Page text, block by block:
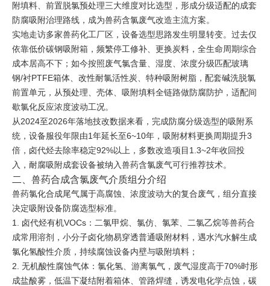
附填料、前置脱氯预处理三大维度对比选型，形成分级适配的成套
防腐吸附治理路线，成为兽药含氯废气改造主流方案。
实地走访多家兽药化工厂区，设备选型思路发生明显转变。过去仅
依靠低价碳钢吸附箱，频繁停工修补、更换炭料，全生命周期综合
成本居高不下；如今按照废气氯含量、湿度、浓度分级匹配玻璃
钢/衬PTFE箱体、改性耐氯活性炭、特种吸附树脂，配套碱洗脱氯
前置单元，从预处理、壳体、吸附填料全链路做防腐防护，适配间
歇氯化反应浓度波动工况。
从2024至2026年落地技改数据来看，完成防腐分级选型的吸附系
统，设备服役年限由1年延长至6~10年，吸附材料更换周期提升3
倍，卤代烃去除率稳定92%以上，多数改造项目1.3~2年收回投
入，耐腐吸附成套设备被纳入兽药含氯废气可行推荐技术。
二、兽药合成含氯废气介质组分介绍
兽药氯化合成尾气属于高腐蚀、浓度波动大的复合废气，组分直接
决定吸附设备防腐选型标准。
1. 卤代烃有机VOCs：二氯甲烷、氯仿、氯苯、二氯乙烷等兽药合
成常用溶剂，小分子卤化物易穿透普通吸附材料，遇水汽水解生成
氯化氢酸性介质，持续腐蚀设备内壁与吸附填料；
2. 无机酸性腐蚀气体：氯化氢、游离氯气，废气湿度高于70%时形
成盐酸雾，低温下凝结附着箱体、管路焊缝，诱发电化学点蚀，碳